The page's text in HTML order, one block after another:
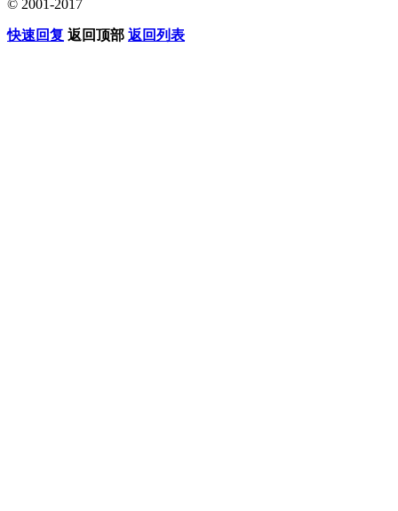
© 2001-2017
快速回复 返回顶部 返回列表